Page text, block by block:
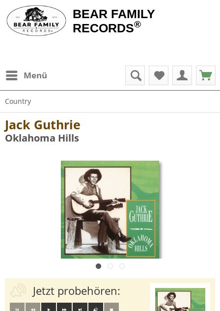
BEAR FAMILY
RECORDS®
Menü
Country
Jack Guthrie
Oklahoma Hills
Jetzt probehören: